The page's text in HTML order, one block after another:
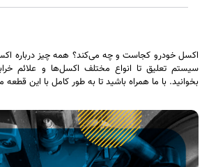
اکسل خودرو کجاست و چه می‌کند؟ همه چیز درباره
سیستم تعلیق تا انواع مختلف اکسل‌ها و علائم
بخوانید. با ما همراه باشید تا به طور کامل با این